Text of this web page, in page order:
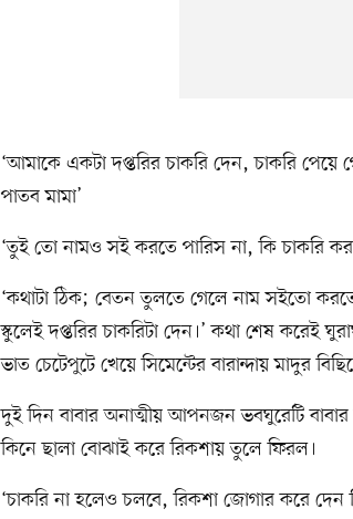
‘আমাকে একটা দপ্তরির চাকরি দেন, চাকরি
পাতব মামা’
‘তুই তো নামও সই করতে পারিস না, কি চাকরি
‘কথাটা ঠিক; বেতন তুলতে গেলে নাম সইতো
স্কুলেই দপ্তরির চাকরিটা দেন।’ কথা শেষ করেই
ভাত চেটেপুটে খেয়ে সিমেন্টের বারান্দায় মাদুর
দুই দিন বাবার অনাত্মীয় আপনজন ভবঘুরেটি বাবার
কিনে ছালা বোঝাই করে রিকশায় তুলে ফিরল।
‘চাকরি না হলেও চলবে, রিকশা জোগার করে